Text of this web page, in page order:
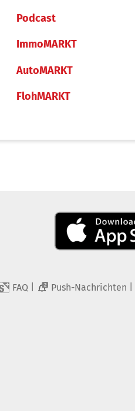
Podcast
ImmoMARKT
AutoMARKT
FlohMARKT
FAQ 2 Push-Nachrichten